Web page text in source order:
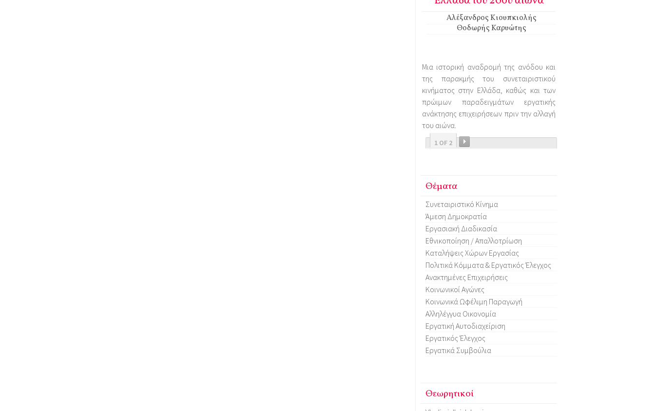
Αλέξανδρος Κιουπκιολής
Θοδωρής Καρυώτης
Μια ιστορική αναδρομή της ανόδου και
της παρακμής του συνεταιριστικού
κινήματος στην Ελλάδα, καθώς και των
πρώιμων παραδειγμάτων εργατικής
ανάκτησης επιχειρήσεων πριν την αλλαγή
του αιώνα.
1 OF 2
Θέματα
Συνεταιριστικό Κίνημα
Άμεση Δημοκρατία
Εργασιακή Διαδικασία
Εθνικοποίηση / Απαλλοτρίωση
Καταλήψεις Χώρων Εργασίας
Πολιτικά Κόμματα & Εργατικός Έλεγχος
Ανακτημένες Επιχειρήσεις
Κοινωνικοί Αγώνες
Κοινωνικά Ωφέλιμη Παραγωγή
Αλληλέγγυα Οικονομία
Εργατική Αυτοδιαχείριση
Εργατικός Έλεγχος
Εργατικά Συμβούλια
Θεωρητικοί